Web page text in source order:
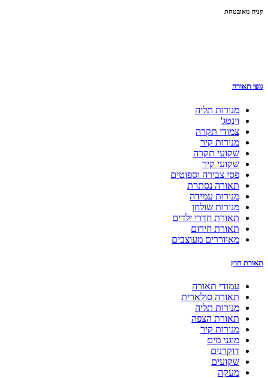
קניה מאובטחת
גופי תאורה
מנורות תליה
וינטג'
צמודי תקרה
מנורות קיר
שקועי תקרה
שקועי קיר
פסי צבירה וספוטים
תאורה נסתרת
מנורות עמידה
מנורות שולחן
תאורת חדרי ילדים
תאורת חירום
מאווררים מעוצבים
תאורת חוץ
עמודי תאורה
תאורה סולארית
מנורות תליה
תאורת הצפה
מנורות קיר
מוגני מים
דוקרנים
שקועים
מעקה